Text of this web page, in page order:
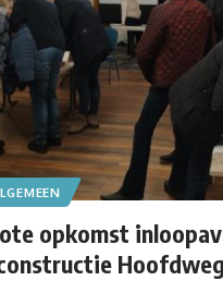
opkomst
Hoofdweg